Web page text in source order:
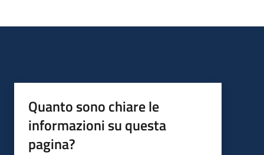
Quanto sono chiare le
informazioni su questa
pagina?